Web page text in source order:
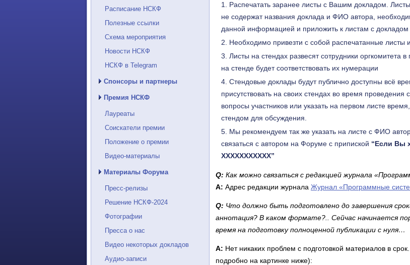
Расписание НСКФ
Полезные ссылки
Схема мероприятия
Новости НСКФ
НСКФ в Telegram
Спонсоры и партнеры
Премия НСКФ
Лауреаты
Соискатели премии
Положение о премии
Видео-материалы
Материалы Форума
Пресс-релизы
Решение НСКФ-2024
Фотографии
Пресса о нас
Видео некоторых докладов
Аудио-записи
Распечатать заранее листы с Вашим докладом.
не содержат названия доклада и ФИО автора,
данной информацией и приложить к листам с докладом
Необходимо привезти с собой распечатанные листы
Листы на стендах развесят сотрудники
на стенде будет соответствовать их нумерации
Стендовые доклады будут публично доступны всё
присутствовать на своих стендах во время
вопросы участников или указать на первом листе
стендом для обсуждения.
Мы рекомендуем так же указать на листе с ФИО
связаться с автором на Форуме с припиской “Если Вы
ХХХХХХХХХХХ”
Q: Как можно связаться с редакцией журнала
А: Адрес редакции журнала Журнал «Программные
Q: Что должно быть подготовлено до завершения
аннотация? В каком формате?.. Сейчас начинается
время на подготовку полноценной публикации с нуля…
А: Нет никаких проблем с подготовкой материалов в
подробно на картинке ниже):